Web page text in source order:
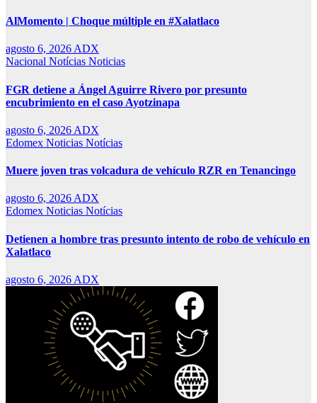
AlMomento | Choque múltiple en #Xalatlaco
agosto 6, 2026 ADX
Nacional Notícias Noticias
FGR detiene a Ángel Aguirre Rivero por presunto
encubrimiento en el caso Ayotzinapa
agosto 6, 2026 ADX
Edomex Noticias Notícias
Muere joven tras volcadura de vehículo RZR en Tenancingo
agosto 6, 2026 ADX
Edomex Noticias Notícias
Detienen a hombre tras presunto intento de robo de vehículo en
Xalatlaco
agosto 6, 2026 ADX